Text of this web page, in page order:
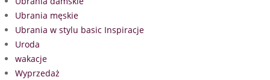
Ubrania męskie
Ubrania w stylu basic Inspiracje
Uroda
wakacje
Wyprzedaż